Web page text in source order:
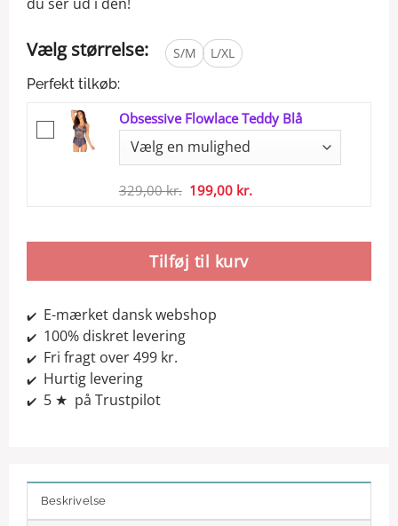
Vælg størrelse: S/M
L/XL
Perfekt tilkøb:
Obsessive Flowlace Teddy Blå
329,00kr. Den
var:
199,00 kr.
Tilføj til kurv
✔️E-mærket dansk webshop
✔️100% diskret levering
✔️Fri fragt over 499 kr.
✔️Hurtig levering
✔️5 ★ på Trustpilot
Beskrivelse